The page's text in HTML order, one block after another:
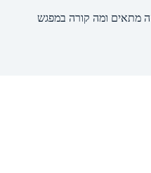
זה מתאים ומה קורה במפגש